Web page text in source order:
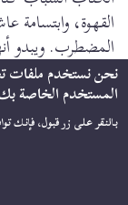
القهوة، وابتسامة
المضطرب. ويبدو
السياسي العملي
النخب
نحن نستخدم ملفات
المستخدم الخاصة
بالنقر على زر قبول، فإنك